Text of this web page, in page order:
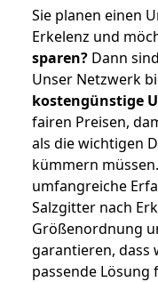
Sie planen einen
Erkelenz und
sparen? Dann
Unser Netzwerk
kostengünstige
fairen Preisen,
als die wichtigen
kümmern
umfangreiche
Salzgitter nach
Größenordnung
garantieren, dass
passende Lösung